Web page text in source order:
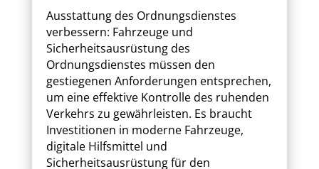
Ausstattung des Ordnungsdienstes
verbessern: Fahrzeuge und
Sicherheitsausrüstung des
Ordnungsdienstes müssen den
gestiegenen Anforderungen entsprechen,
um eine effektive Kontrolle des ruhenden
Verkehrs zu gewährleisten. Es braucht
Investitionen in moderne Fahrzeuge,
digitale Hilfsmittel und
Sicherheitsausrüstung für den